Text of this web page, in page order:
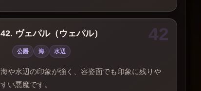
42. ヴェパル（ウェパル）
公爵 海 水辺
海や水辺の印象が強く、容姿面でも印象に残りや
すい悪魔です。